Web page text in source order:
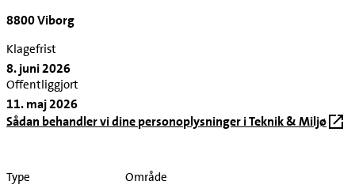
8800 Viborg
Klagefrist
8. juni 2026
Offentliggjort
11. maj 2026
Sådan behandler vi dine personoplysninger i Teknik & Miljø
Type Område